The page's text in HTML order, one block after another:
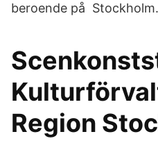
beroende på Stockholm.
Region